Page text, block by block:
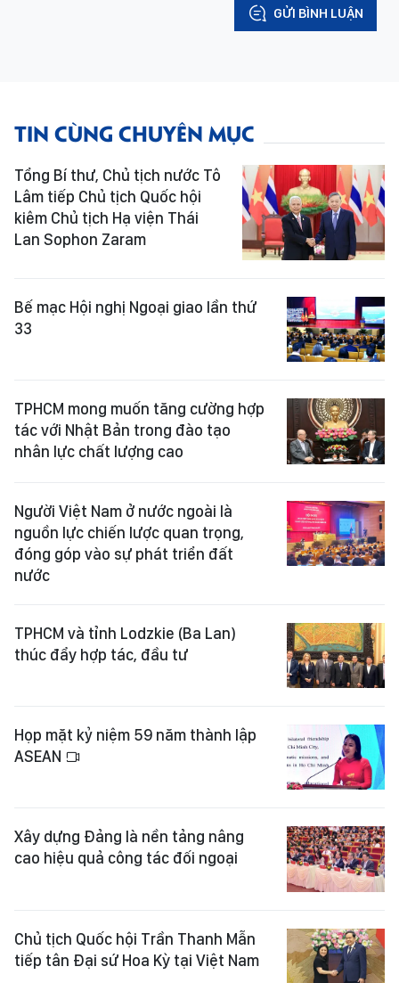
GỬI BÌNH LUẬN
TIN CÙNG CHUYÊN MỤC
Tổng Bí thư, Chủ tịch nước Tô
Lâm tiếp Chủ tịch Quốc hội
kiêm Chủ tịch Hạ viện Thái
Lan Sophon Zaram
Bế mạc Hội nghị Ngoại giao lần thứ
33
TPHCM mong muốn tăng cường hợp
tác với Nhật Bản trong đào tạo
nhân lực chất lượng cao
Người Việt Nam ở nước ngoài là
nguồn lực chiến lược quan trọng,
đóng góp vào sự phát triển đất
nước
TPHCM và tỉnh Lodzkie (Ba Lan)
thúc đẩy hợp tác, đầu tư
Họp mặt kỷ niệm 59 năm thành lập
ASEAN
Xây dựng Đảng là nền tảng nâng
cao hiệu quả công tác đối ngoại
Chủ tịch Quốc hội Trần Thanh Mẫn
tiếp tân Đại sứ Hoa Kỳ tại Việt Nam